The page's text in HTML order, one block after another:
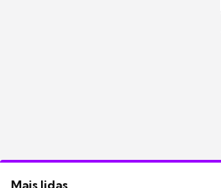
Mais lidas